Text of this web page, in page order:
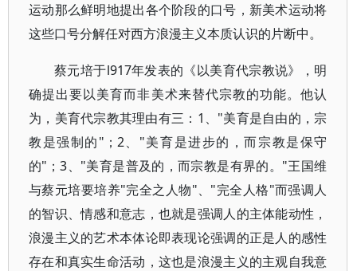
运动那么鲜明地提出各个阶段的口号，新美术运动将
这些口号分解任对西方浪漫主义本质认识的片断中。
蔡元培于l917年发表的《以美育代宗教说》，明
确提出要以美育而非美术来替代宗教的功能。他认
为，美育代宗教其理由有三：1、"美育是自由的，宗
教是强制的"；2、"美育是进步的，而宗教是保守
的"；3、"美育是普及的，而宗教是有界的。"王国维
与蔡元培要培养"完全之人物"、"完全人格"而强调人
的智识、情感和意志，也就是强调人的主体能动性，
浪漫主义的艺术本体论即表现论强调的正是人的感性
存在和真实生命活动，这也是浪漫主义的主观自我意